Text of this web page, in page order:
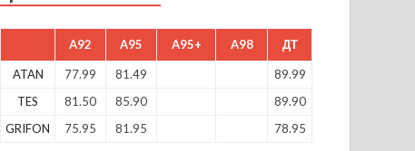
A92 A95 A95+ A98 ДТ
ATAN 77.99 81.49
89.99
TES
81.50 85.90
89.90
GRIFON
75.95 81.95 78.95